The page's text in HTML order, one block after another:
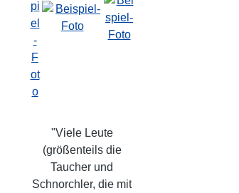
"Viele Leute
(größenteils die
Taucher und
Schnorchler, die mit